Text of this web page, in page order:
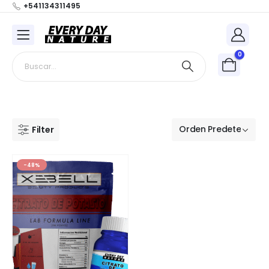
+541134311495
0
Filter
-48%